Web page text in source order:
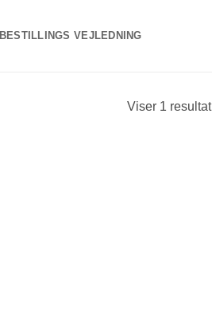
BESTILLINGS VEJLEDNING
Viser 1 resultat